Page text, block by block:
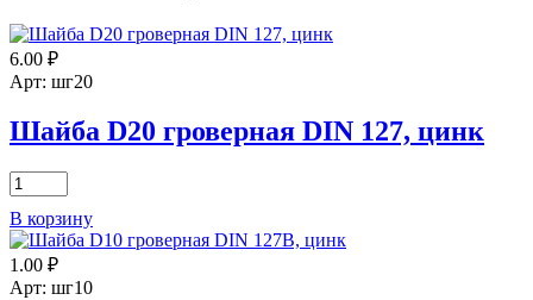
6.00 ₽
Арт: шг20
Шайба D20 гроверная DIN 127, цинк
Количество
товара
Шайба
D20
гроверная
DIN
В корзину
1.00 ₽
Арт: шг10